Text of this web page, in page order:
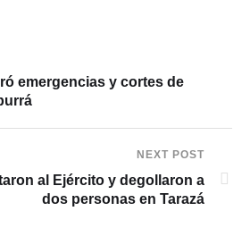
emergencias y cortes de
NEXT POST
al Ejército y degollaron a
dos personas en Tarazá